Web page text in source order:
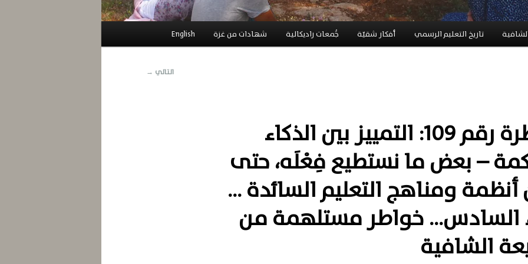
تاريخ التعليم الرسمي أفكار شقيّة جَُمعات راديكالية شهادات من غزة English
التالي →
الخاطرة رقم 109: التمييز بين الذكاء
– بعض ما نستطيع فِعْلَه، حتى
ومناهج التعليم السائدة …
السادس… خواطر مستلهمة من
الشافية